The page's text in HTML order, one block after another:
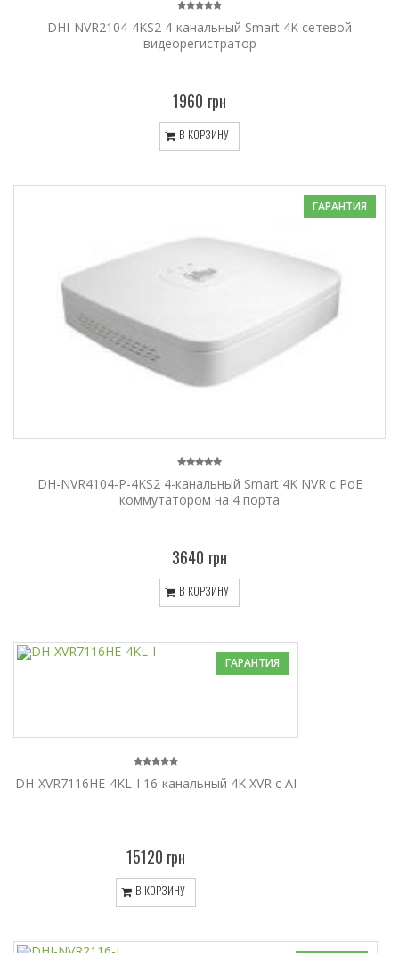
DHI-NVR2104-4KS2 4-канальный Smart 4K сетевой
видеорегистратор
1960 грн
В КОРЗИНУ
ГАРАНТИЯ
DH-NVR4104-P-4KS2 4-канальный Smart 4K NVR c PoE
коммутатором на 4 порта
3640 грн
В КОРЗИНУ
ГАРАНТИЯ
DH-XVR7116HE-4KL-I 16-канальный 4K XVR с AI
15120 грн
В КОРЗИНУ